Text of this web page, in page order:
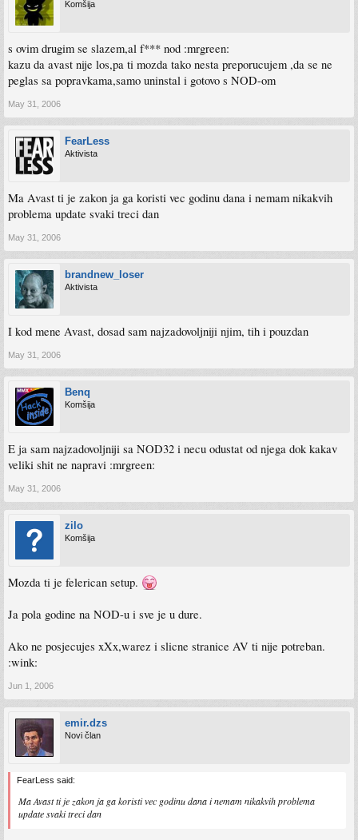
Komšija
s ovim drugim se slazem,al f*** nod :mrgreen:
kazu da avast nije los,pa ti mozda tako nesta preporucujem ,da se ne
peglas sa popravkama,samo uninstal i gotovo s NOD-om
May 31, 2006
FearLess
Aktivista
Ma Avast ti je zakon ja ga koristi vec godinu dana i nemam nikakvih
problema update svaki treci dan
May 31, 2006
brandnew_loser
Aktivista
I kod mene Avast, dosad sam najzadovoljniji njim, tih i pouzdan
May 31, 2006
Benq
Komšija
E ja sam najzadovoljniji sa NOD32 i necu odustat od njega dok kakav
veliki shit ne napravi :mrgreen:
May 31, 2006
zilo
Komšija
Mozda ti je felerican setup.
Ja pola godine na NOD-u i sve je u dure.
Ako ne posjecujes xXx,warez i slicne stranice AV ti nije potreban.
:wink:
Jun 1, 2006
emir.dzs
Novi član
FearLess said:
Ma Avast ti je zakon ja ga koristi vec godinu dana i nemam nikakvih problema
update svaki treci dan